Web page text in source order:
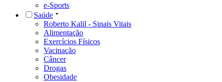
e-Sports
Saúde
Roberto Kalil - Sinais Vitais
Alimentação
Exercícios Físicos
Vacinação
Câncer
Drogas
Obesidade